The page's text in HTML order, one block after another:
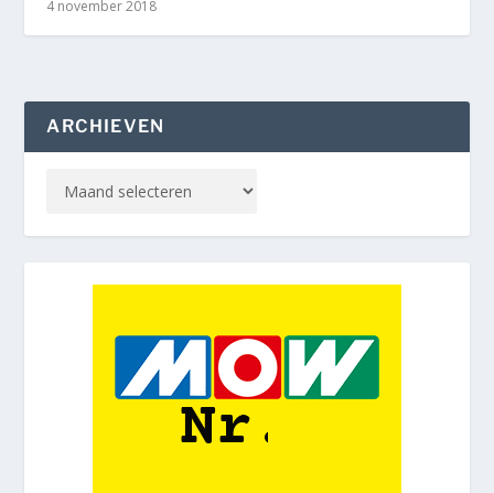
4 november 2018
ARCHIEVEN